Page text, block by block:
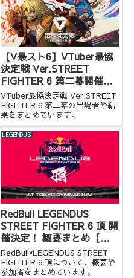
【V最スト6】VTuber最協
決定戦 Ver.STREET
FIGHTER 6 第二幕開催決
定！ 出場者&結果まとめ
VTuber最協決定戦 Ver.STREET
FIGHTER 6 第二幕の出場者や結
果をまとめています。
LEGENDUS
RedBull LEGENDUS
STREET FIGHTER 6 頂 開
催決定！ 概要まとめ【ス
ト6】
RedBull×LEGENDUS STREET
FIGHTER 6 頂について、概要や
参加者をまとめています。